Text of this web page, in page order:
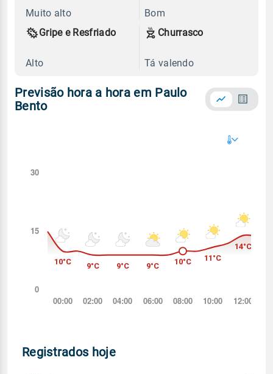
Muito alto
Bom
Gripe e Resfriado
Alto
Churrasco
Tá valendo
Previsão hora a hora em Paulo
Bento
Registrados hoje